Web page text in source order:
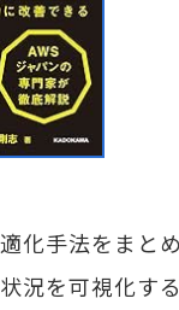
化手法をまと
況を可視化す